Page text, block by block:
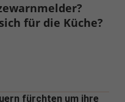
für die Küche?
fürchten um ihre